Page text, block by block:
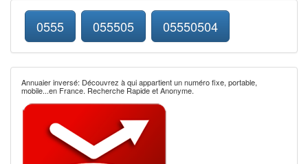
0555 055505 05550504
Annuaier inversé: Découvrez à qui appartient un numéro fixe, portable,
mobile...en France. Recherche Rapide et Anonyme.